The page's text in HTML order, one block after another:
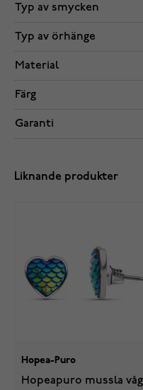
Typ av smycken
Typ av örhänge
Material
Färg
Garanti
Liknande produkter
Hopea-Puro
Hopeapuro mussla våg